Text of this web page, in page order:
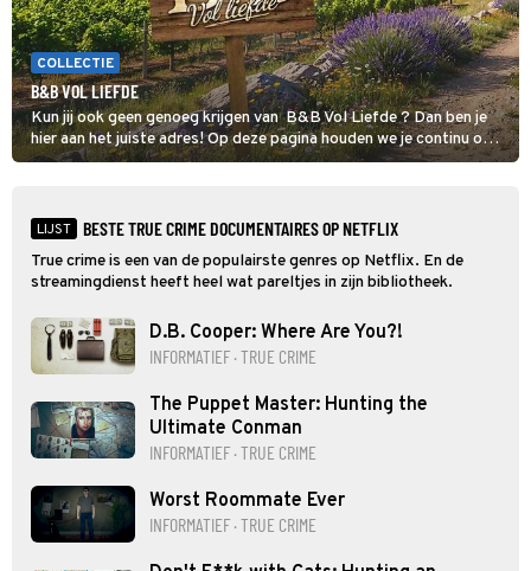
COLLECTIE
B&B VOL LIEFDE
Kun jij ook geen genoeg krijgen van B&B Vol Liefde ? Dan ben je
hier aan het juiste adres! Op deze pagina houden we je continu op
de hoogte van al het nieuws over de datingshow.
LIJST BESTE TRUE CRIME DOCUMENTAIRES OP NETFLIX
True crime is een van de populairste genres op Netflix. En de
streamingdienst heeft heel wat pareltjes in zijn bibliotheek.
D.B. Cooper: Where Are You?!
INFORMATIEF · TRUE CRIME
The Puppet Master: Hunting the
Ultimate Conman
INFORMATIEF · TRUE CRIME
Worst Roommate Ever
INFORMATIEF · TRUE CRIME